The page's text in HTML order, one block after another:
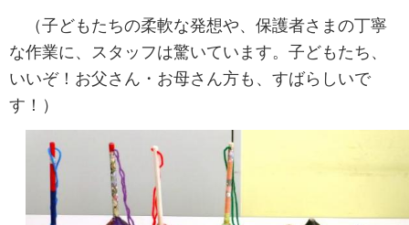
（子どもたちの柔軟な発想や、保護者さまの丁寧
な作業に、スタッフは驚いています。子どもたち、
いいぞ！お父さん・お母さん方も、すばらしいで
す！）